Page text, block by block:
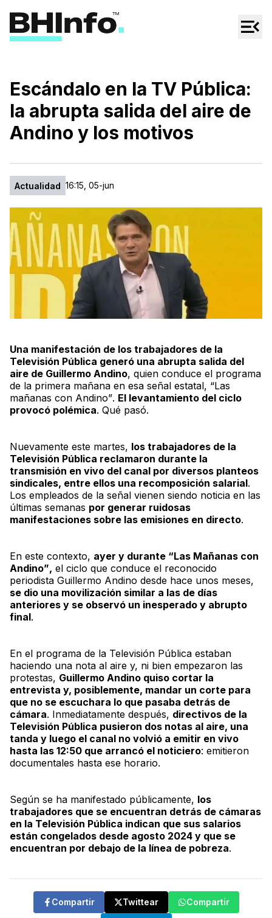
Regionales
Espectáculos
Tecno
Escándalo en la TV Pública:
la abrupta salida del aire de
Andino y los motivos
Actualidad 16:15, 05-jun
Una manifestación de los trabajadores de la
Televisión Pública generó una abrupta salida del
aire de Guillermo Andino, quien conduce el programa
de la primera mañana en esa señal estatal, “Las
mañanas con Andino”. El levantamiento del ciclo
provocó polémica. Qué pasó.
Nuevamente este martes, los trabajadores de la
Televisión Pública reclamaron durante la
transmisión en vivo del canal por diversos planteos
sindicales, entre ellos una recomposición salarial.
Los empleados de la señal vienen siendo noticia en las
últimas semanas por generar ruidosas
manifestaciones sobre las emisiones en directo.
En este contexto, ayer y durante “Las Mañanas con
Andino”, el ciclo que conduce el reconocido
periodista Guillermo Andino desde hace unos meses,
se dio una movilización similar a las de días
anteriores y se observó un inesperado y abrupto
final.
En el programa de la Televisión Pública estaban
haciendo una nota al aire y, ni bien empezaron las
protestas, Guillermo Andino quiso cortar la
entrevista y, posiblemente, mandar un corte para
que no se escuchara lo que pasaba detrás de
cámara. Inmediatamente después, directivos de la
Televisión Pública pusieron dos notas al aire, una
tanda y luego el canal no volvió a emitir en vivo
hasta las 12:50 que arrancó el noticiero: emitieron
documentales hasta ese horario.
Según se ha manifestado públicamente, los
trabajadores que se encuentran detrás de cámaras
en la Televisión Pública indican que sus salarios
están congelados desde agosto 2024 y que se
encuentran por debajo de la línea de pobreza.
Compartir Twittear Compartir